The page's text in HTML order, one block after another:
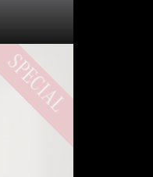
SPECIAL